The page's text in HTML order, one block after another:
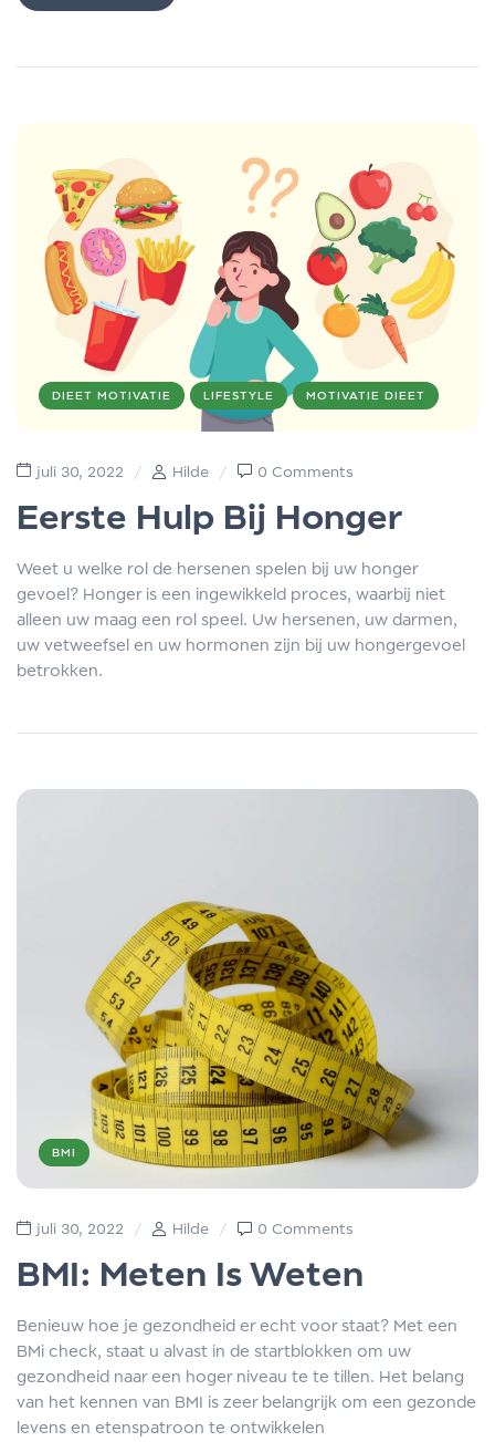
DIEET MOTIVATIE LIFESTYLE MOTIVATIE DIEET
juli 30, 2022 Hilde 0 Comments
Eerste Hulp Bij Honger
Weet u welke rol de hersenen spelen bij uw honger
gevoel? Honger is een ingewikkeld proces, waarbij niet
alleen uw maag een rol speel. Uw hersenen, uw darmen,
uw vetweefsel en uw hormonen zijn bij uw hongergevoel
betrokken.
BMI
juli 30, 2022 Hilde 0 Comments
BMI: Meten Is Weten
Benieuw hoe je gezondheid er echt voor staat? Met een
BMi check, staat u alvast in de startblokken om uw
gezondheid naar een hoger niveau te te tillen. Het belang
van het kennen van BMI is zeer belangrijk om een gezonde
levens en etenspatroon te ontwikkelen